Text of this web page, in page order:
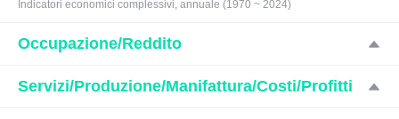
Indicatori economici complessivi, annuale (1970 ~ 2024)
Occupazione/Reddito
Servizi/Produzione/Manifattura/Costi/Profitti